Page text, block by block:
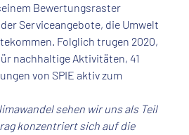
Bewertungsraster
Serviceangebote, die Umwelt
Folglich trugen 2020,
nachhaltige Aktivitäten, 41
von SPIE aktiv zum
sehen wir uns als Teil
konzentriert sich auf die